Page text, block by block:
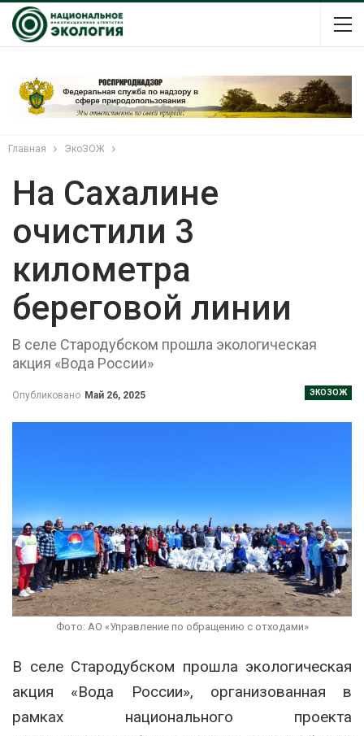
Главная ЭкоЗОЖ
На Сахалине
очистили 3
километра
береговой линии
В селе Стародубском прошла экологическая
акция «Вода России»
ЭКОЗОЖ
Опубликовано Май 26, 2025
Фото: АО «Управление по обращению с отходами»
В селе Стародубском прошла экологическая
акция «Вода России», организованная в
рамках национального проекта